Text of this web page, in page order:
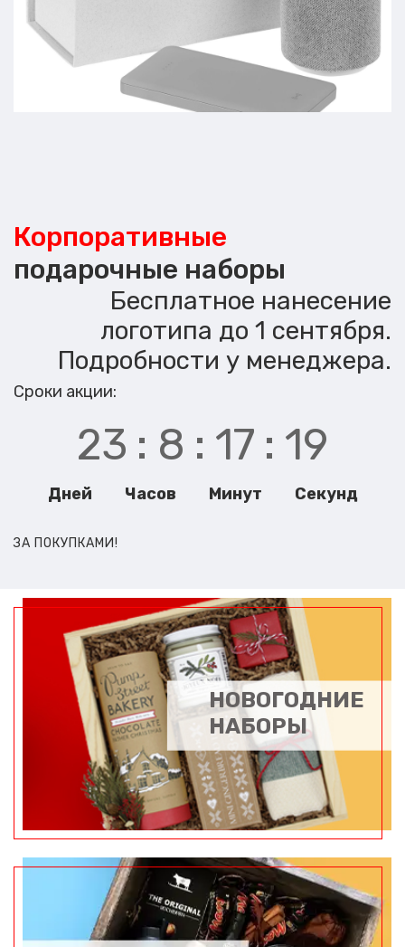
Корпоративные
подарочные наборы
Бесплатное нанесение
логотипа до 1 сентября.
Подробности у менеджера.
Сроки акции:
23 8 17 17
Дней Часов Минут Секунд
ЗА ПОКУПКАМИ!
НОВОГОДНИЕ
НАБОРЫ